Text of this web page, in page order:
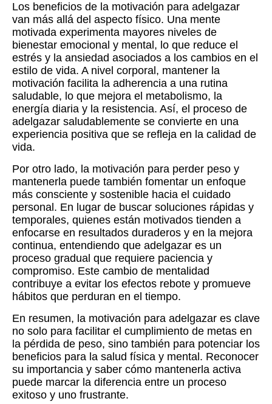
Los beneficios de la motivación para adelgazar
van más allá del aspecto físico. Una mente
motivada experimenta mayores niveles de
bienestar emocional y mental, lo que reduce el
estrés y la ansiedad asociados a los cambios en el
estilo de vida. A nivel corporal, mantener la
motivación facilita la adherencia a una rutina
saludable, lo que mejora el metabolismo, la
energía diaria y la resistencia. Así, el proceso de
adelgazar saludablemente se convierte en una
experiencia positiva que se refleja en la calidad de
vida.
Por otro lado, la motivación para perder peso y
mantenerla puede también fomentar un enfoque
más consciente y sostenible hacia el cuidado
personal. En lugar de buscar soluciones rápidas y
temporales, quienes están motivados tienden a
enfocarse en resultados duraderos y en la mejora
continua, entendiendo que adelgazar es un
proceso gradual que requiere paciencia y
compromiso. Este cambio de mentalidad
contribuye a evitar los efectos rebote y promueve
hábitos que perduran en el tiempo.
En resumen, la motivación para adelgazar es clave
no solo para facilitar el cumplimiento de metas en
la pérdida de peso, sino también para potenciar los
beneficios para la salud física y mental. Reconocer
su importancia y saber cómo mantenerla activa
puede marcar la diferencia entre un proceso
exitoso y uno frustrante.